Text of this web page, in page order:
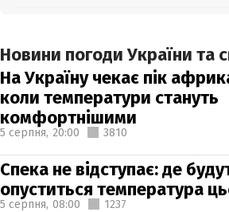
Новини погоди України та
На Україну чекає пік
коли температури стануть
комфортнішими
5 серпня, 20:00 3810
Спека не відступає: де
опуститься температура
5 серпня, 08:00 1237